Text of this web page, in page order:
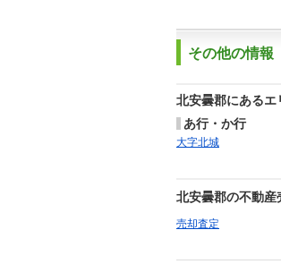
その他の情報
北安曇郡にあるエ
あ行・か行
大字北城
北安曇郡の不動産
売却査定